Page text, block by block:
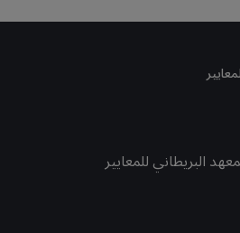
البريطاني للمعايير